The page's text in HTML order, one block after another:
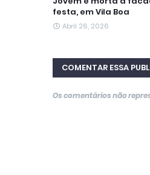
festa, em Vila Boa
Abril 26, 2026
COMENTAR ESSA
Os comentários não